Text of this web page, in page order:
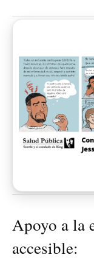
Apoyo a la
accesible: